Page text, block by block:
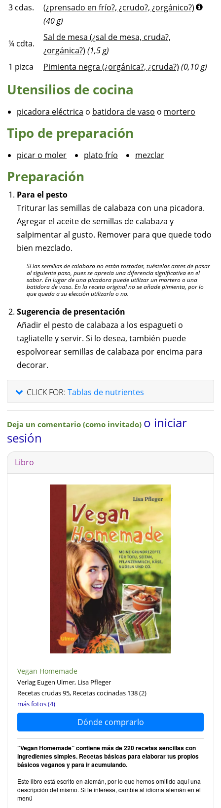
3 cdas.
(¿prensado en frío?, ¿crudo?, ¿orgánico?)
(40 g)
¼ cdta.
Sal de mesa (¿sal de mesa, cruda?,
¿orgánica?) (1,5 g)
1 pizca Pimienta negra (¿orgánica?, ¿cruda?) (0,10 g)
Utensilios de cocina
picadora eléctrica o batidora de vaso o mortero
Tipo de preparación
picar o moler plato frío mezclar
Preparación
Para el pesto
Triturar las semillas de calabaza con una picadora.
Agregar el aceite de semillas de calabaza y
salpimentar al gusto. Remover para que quede todo
bien mezclado.
Si las semillas de calabaza no están tostadas, tuéstelas antes de pasar
al siguiente paso, pues se aprecia una diferencia significativa en el
sabor. En lugar de una picadora puede utilizar un mortero o una
batidora de vaso. En la receta original no se añade pimienta, por lo
que queda a su elección utilizarla o no.
Sugerencia de presentación
Añadir el pesto de calabaza a los espagueti o
tagliatelle y servir. Si lo desea, también puede
espolvorear semillas de calabaza por encima para
decorar.
CLICK FOR: Tablas de nutrientes
Deja un comentario (como invitado) o iniciar
sesión
Libro
Vegan Homemade
Verlag Eugen Ulmer, Lisa Pfleger
Recetas crudas 95, Recetas cocinadas 138(2)
más fotos (4)
Dónde comprarlo
“Vegan Homemade” contiene más de 220 recetas sencillas con
ingredientes simples. Recetas básicas para elaborar tus propios
básicos veganos y para ir acumulando.
Este libro está escrito en alemán, por lo que hemos omitido aquí una
descripción del mismo. Si le interesa, cambie al idioma alemán en el
menú